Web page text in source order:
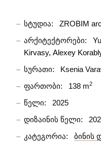
სტუდია:
ZROBIM
არქიტექტორები:
Kirvasy Alexey
სურათი:
Ksenia
ფართობი:
138 m2
წელი:
2025
დიზაინის წელი:
კატეგორია:
ბინის